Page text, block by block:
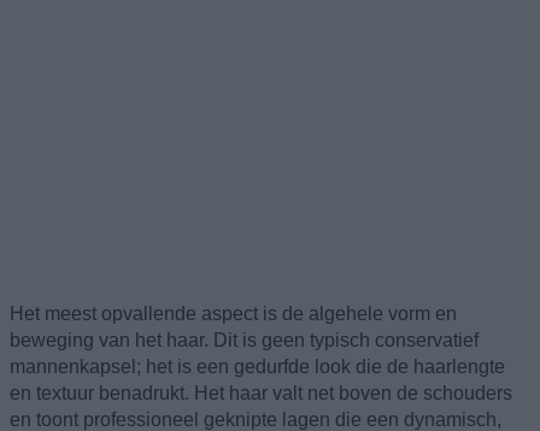
Het meest opvallende aspect is de algehele vorm en
beweging van het haar. Dit is geen typisch conservatief
mannenkapsel; het is een gedurfde look die de haarlengte
en textuur benadrukt. Het haar valt net boven de schouders
en toont professioneel geknipte lagen die een dynamisch,